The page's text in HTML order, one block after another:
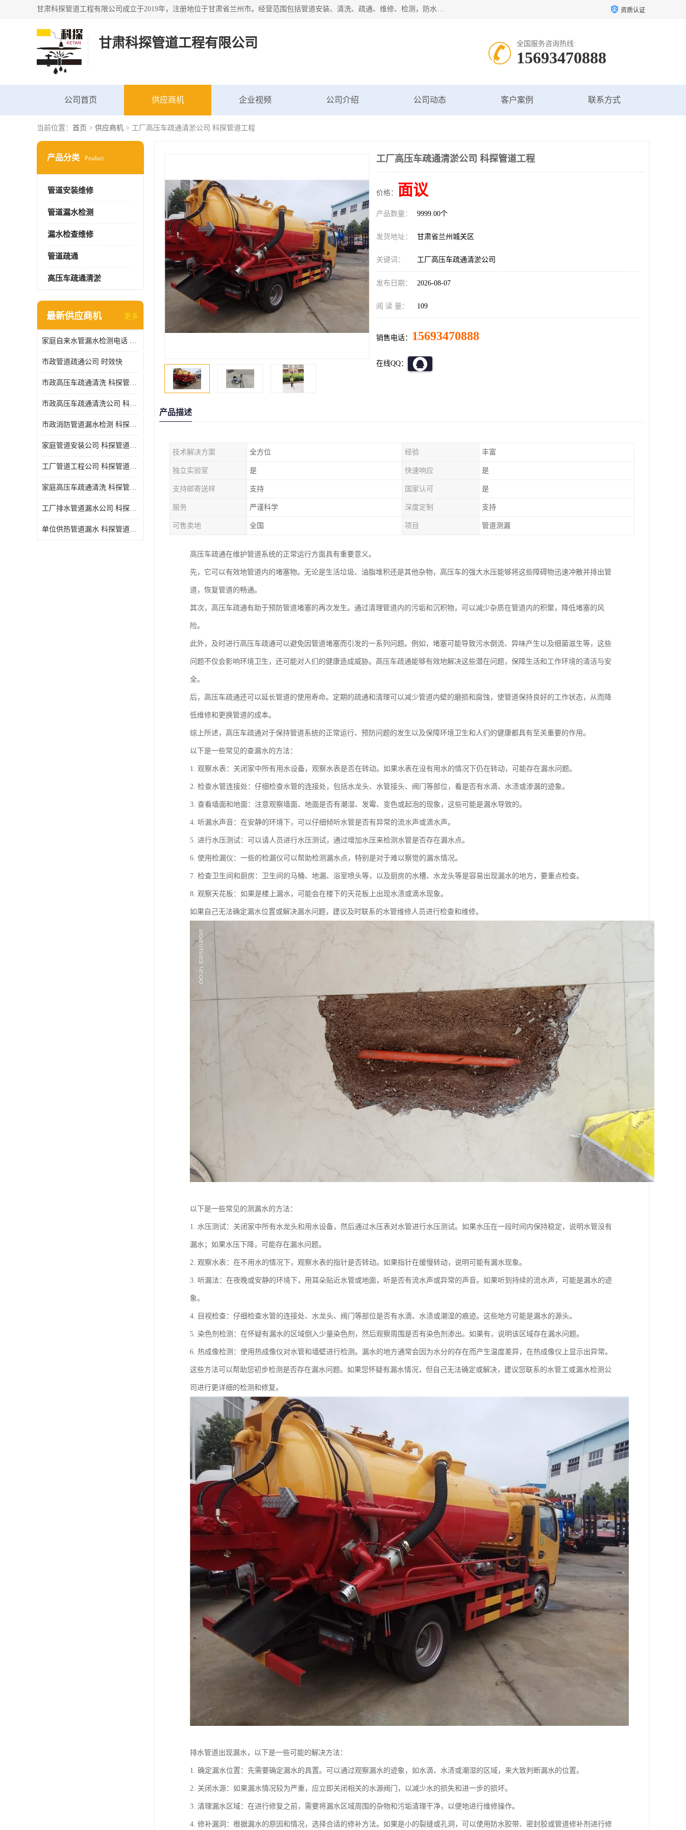
甘肃科探管道工程有限公司成立于2019年，注册地位于甘肃省兰州市。经营范围包括管道安装、清洗、疏通、维修、检测，防水工程，工程钻孔，化粪池清理，暖气安装，给排水管道安装维修，室内外管道如消防、供水、供热管道漏水检测定位，室内外防水堵漏等。 资质认证
甘肃科探管道工程有限公司 全国服务咨询热线:
15693470888
公司首页 供应商机 企业视频 公司介绍 公司动态 客户案例 联系方式
当前位置： 首页 > 供应商机 > 工厂高压车疏通清淤公司 科探管道工程
产品分类 Product
管道安装维修
管道漏水检测
漏水检查维修
管道疏通
高压车疏通清淤
最新供应商机 更多
家庭自来水管漏水检测电话 服务周到
市政管道疏通公司 时效快
市政高压车疏通清洗 科探管道工程 设备齐
市政高压车疏通清洗公司 科探管道工程 经验丰富
市政消防管道漏水检测 科探管道工程 快速上门
家庭管道安装公司 科探管道工程 团队服务
工厂管道工程公司 科探管道工程 时效快
家庭高压车疏通清洗 科探管道工程 服务周到
工厂排水管道漏水公司 科探管道工程 快速上门
单位供热管道漏水 科探管道工程 设备齐
工厂高压车疏通清淤公司 科探管道工程
价格： 面议
产品数量： 9999.00个
发货地址： 甘肃省兰州城关区
关键词： 工厂高压车疏通清淤公司
发布日期： 2026-08-07
阅 读 量： 109
销售电话： 15693470888
在线QQ：
产品描述
技术解决方案 全方位 经验 丰富
独立实验室 是 快速响应 是
支持邮寄送样 支持 国家认可 是
服务 严谨科学 深度定制 支持
可售卖地 全国 项目 管道测漏
高压车疏通在维护管道系统的正常运行方面具有重要意义。
先，它可以有效地管道内的堵塞物。无论是生活垃圾、油脂堆积还是其他杂物，高压车的强大水压能够将这些障碍物迅速冲散并排出管
道，恢复管道的畅通。
其次，高压车疏通有助于预防管道堵塞的再次发生。通过清理管道内的污垢和沉积物，可以减少杂质在管道内的积聚，降低堵塞的风
险。
此外，及时进行高压车疏通可以避免因管道堵塞而引发的一系列问题。例如，堵塞可能导致污水倒流、异味产生以及细菌滋生等，这些
问题不仅会影响环境卫生，还可能对人们的健康造成威胁。高压车疏通能够有效地解决这些潜在问题，保障生活和工作环境的清洁与安
全。
后，高压车疏通还可以延长管道的使用寿命。定期的疏通和清理可以减少管道内壁的磨损和腐蚀，使管道保持良好的工作状态，从而降
低维修和更换管道的成本。
综上所述，高压车疏通对于保持管道系统的正常运行、预防问题的发生以及保障环境卫生和人们的健康都具有至关重要的作用。
以下是一些常见的查漏水的方法：
1. 观察水表：关闭家中所有用水设备，观察水表是否在转动。如果水表在没有用水的情况下仍在转动，可能存在漏水问题。
2. 检查水管连接处：仔细检查水管的连接处，包括水龙头、水管接头、阀门等部位，看是否有水滴、水渍或渗漏的迹象。
3. 查看墙面和地面：注意观察墙面、地面是否有潮湿、发霉、变色或起泡的现象，这些可能是漏水导致的。
4. 听漏水声音：在安静的环境下，可以仔细倾听水管是否有异常的流水声或滴水声。
5. 进行水压测试：可以请人员进行水压测试，通过增加水压来检测水管是否存在漏水点。
6. 使用检漏仪：一些的检漏仪可以帮助检测漏水点，特别是对于难以察觉的漏水情况。
7. 检查卫生间和厨房：卫生间的马桶、地漏、浴室喷头等，以及厨房的水槽、水龙头等是容易出现漏水的地方，要重点检查。
8. 观察天花板：如果是楼上漏水，可能会在楼下的天花板上出现水渍或滴水现象。
如果自己无法确定漏水位置或解决漏水问题，建议及时联系的水管维修人员进行检查和维修。
以下是一些常见的测漏水的方法：
1. 水压测试：关闭家中所有水龙头和用水设备，然后通过水压表对水管进行水压测试。如果水压在一段时间内保持稳定，说明水管没有
漏水；如果水压下降，可能存在漏水问题。
2. 观察水表：在不用水的情况下，观察水表的指针是否转动。如果指针在缓慢转动，说明可能有漏水现象。
3. 听漏法：在夜晚或安静的环境下，用耳朵贴近水管或地面，听是否有流水声或异常的声音。如果听到持续的流水声，可能是漏水的迹
象。
4. 目视检查：仔细检查水管的连接处、水龙头、阀门等部位是否有水滴、水渍或潮湿的痕迹。这些地方可能是漏水的源头。
5. 染色剂检测：在怀疑有漏水的区域倒入少量染色剂，然后观察周围是否有染色剂渗出。如果有，说明该区域存在漏水问题。
6. 热成像检测：使用热成像仪对水管和墙壁进行检测。漏水的地方通常会因为水分的存在而产生温度差异，在热成像仪上显示出异常。
这些方法可以帮助您初步检测是否存在漏水问题。如果您怀疑有漏水情况，但自己无法确定或解决，建议您联系的水管工或漏水检测公
司进行更详细的检测和修复。
排水管道出现漏水，以下是一些可能的解决方法：
1. 确定漏水位置：先需要确定漏水的具置。可以通过观察漏水的迹象，如水滴、水渍或潮湿的区域，来大致判断漏水的位置。
2. 关闭水源：如果漏水情况较为严重，应立即关闭相关的水源阀门，以减少水的损失和进一步的损坏。
3. 清理漏水区域：在进行修复之前，需要将漏水区域周围的杂物和污垢清理干净，以便地进行维修操作。
4. 修补漏洞：根据漏水的原因和情况，选择合适的修补方法。如果是小的裂缝或孔洞，可以使用防水胶带、密封胶或管道修补剂进行修